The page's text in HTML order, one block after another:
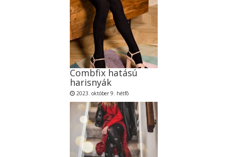
Combfix hatású
harisnyák
2023. október 9. hétfõ